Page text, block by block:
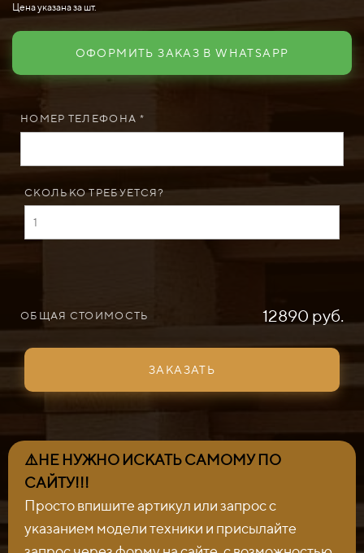
Цена указана за шт.
ОФОРМИТЬ ЗАКАЗ В WHATSAPP
НОМЕР ТЕЛЕФОНА *
СКОЛЬКО ТРЕБУЕТСЯ?
ОБЩАЯ СТОИМОСТЬ 12890 руб.
ЗАКАЗАТЬ
⚠️НЕ НУЖНО ИСКАТЬ САМОМУ ПО
САЙТУ!!!
Просто впишите артикул или запрос с
указанием модели техники и присылайте